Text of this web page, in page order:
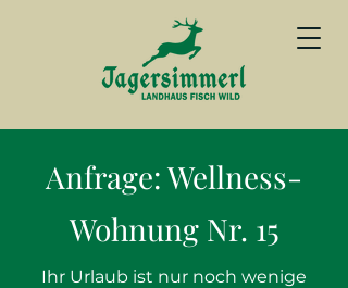
Anfrage: Wellness-
Wohnung Nr. 15
Ihr Urlaub ist nur noch wenige